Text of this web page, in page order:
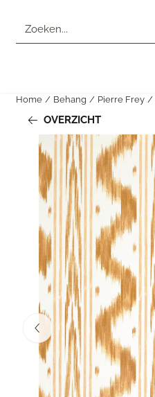
Home / Behang / Pierre Frey /
OVERZICHT